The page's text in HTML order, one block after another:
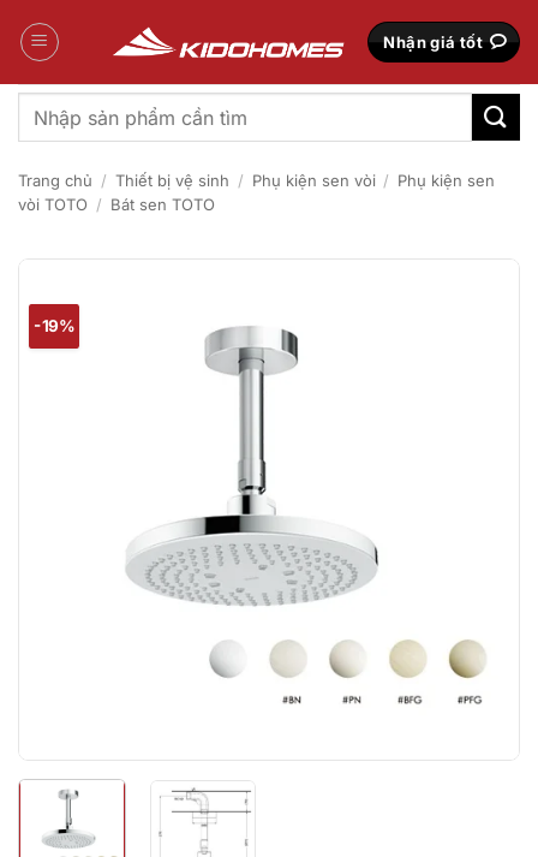
qua
Nhận giá tốt
Tìm
kiếm:
Trang chủ / Thiết bị vệ sinh / Phụ kiện sen vòi / Phụ kiện sen
vòi TOTO / Bát sen TOTO
-19%